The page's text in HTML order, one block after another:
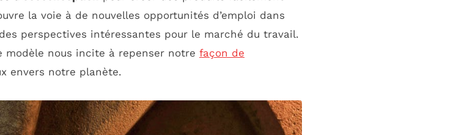
la voie à de nouvelles opportunités d’emploi dans
perspectives intéressantes pour le marché du travail.
modèle nous incite à repenser notre façon de
envers notre planète.